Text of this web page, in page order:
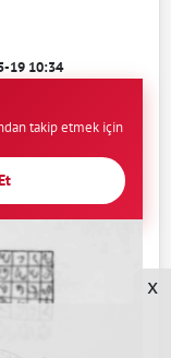
19 10:34
takip etmek için
x